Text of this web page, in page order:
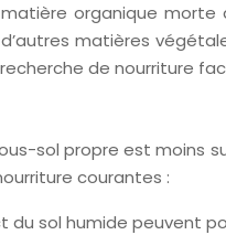
organique morte
matières
de nourriture
sol propre est
courantes :
sol humide peuvent